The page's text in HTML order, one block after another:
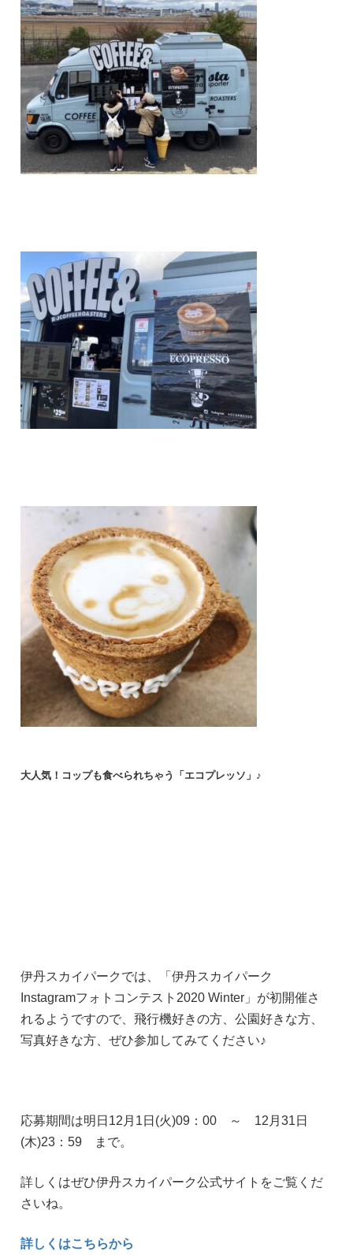
大人気！コップも食べられちゃう「エコプレッソ」♪
伊丹スカイパークでは、「伊丹スカイパーク
Instagramフォトコンテスト2020 Winter」が初開催さ
れるようですので、飛行機好きの方、公園好きな方、
写真好きな方、ぜひ参加してみてください♪
応募期間は明日12月1日(火)09：00 ～ 12月31日
(木)23：59 まで。
詳しくはぜひ伊丹スカイパーク公式サイトをご覧くだ
さいね。
詳しくはこちらから